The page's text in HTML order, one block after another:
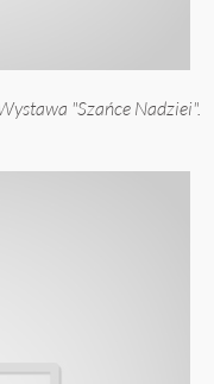
"Szańce Nadziei".